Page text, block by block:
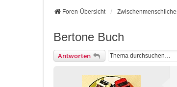
Foren-Übersicht
Bertone Buch
Antworten